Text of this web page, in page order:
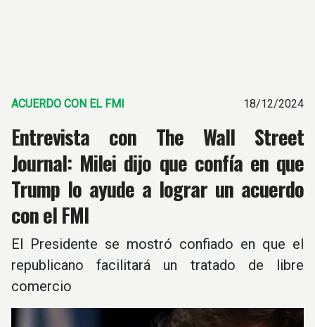
ACUERDO CON EL FMI 18/12/2024
Entrevista con The Wall Street
Journal: Milei dijo que confía en que
Trump lo ayude a lograr un acuerdo
con el FMI
El Presidente se mostró confiado en que el
republicano facilitará un tratado de libre
comercio